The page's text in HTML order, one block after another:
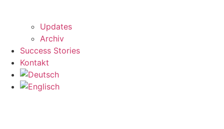
Updates
Archiv
Success Stories
Kontakt